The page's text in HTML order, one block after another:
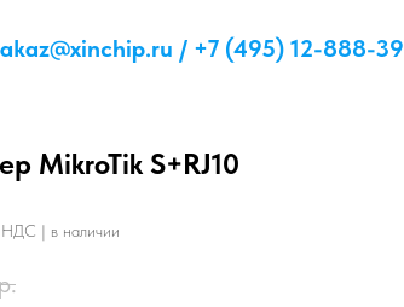
/ +7 (495) 12-888-39
MikroTik S+RJ10
| в наличии